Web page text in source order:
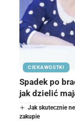
CIEKAWOSTKI
Spadek po
jak dzielić
Jak skutecznie
zakupie